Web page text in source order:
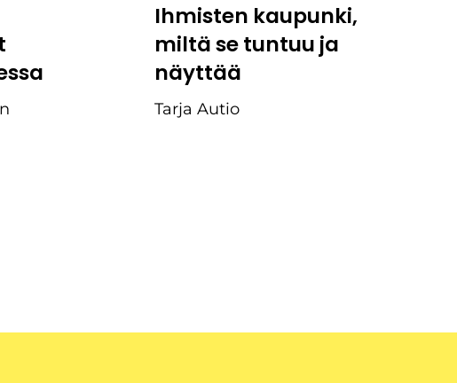
Ihmisten kaupunki,
miltä se tuntuu ja
näyttää
Tarja Autio